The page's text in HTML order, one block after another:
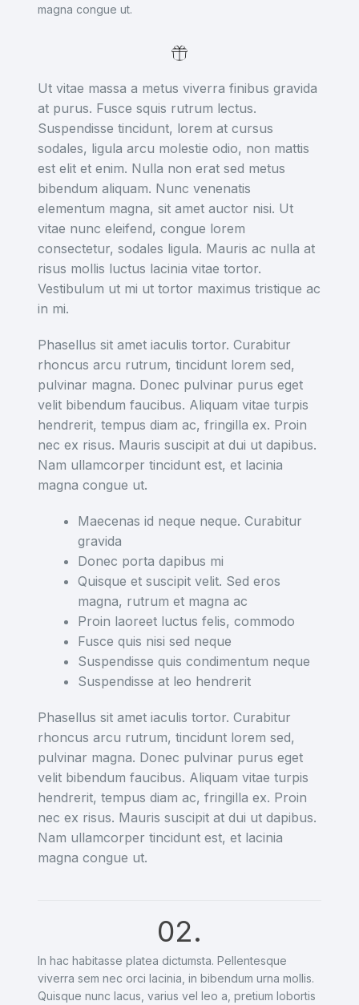
magna congue ut.
Ut vitae massa a metus viverra finibus gravida
at purus. Fusce squis rutrum lectus.
Suspendisse tincidunt, lorem at cursus
sodales, ligula arcu molestie odio, non mattis
est elit et enim. Nulla non erat sed metus
bibendum aliquam. Nunc venenatis
elementum magna, sit amet auctor nisi. Ut
vitae nunc eleifend, congue lorem
consectetur, sodales ligula. Mauris ac nulla at
risus mollis luctus lacinia vitae tortor.
Vestibulum ut mi ut tortor maximus tristique ac
in mi.
Phasellus sit amet iaculis tortor. Curabitur
rhoncus arcu rutrum, tincidunt lorem sed,
pulvinar magna. Donec pulvinar purus eget
velit bibendum faucibus. Aliquam vitae turpis
hendrerit, tempus diam ac, fringilla ex. Proin
nec ex risus. Mauris suscipit at dui ut dapibus.
Nam ullamcorper tincidunt est, et lacinia
magna congue ut.
Maecenas id neque neque. Curabitur
gravida
Donec porta dapibus mi
Quisque et suscipit velit. Sed eros
magna, rutrum et magna ac
Proin laoreet luctus felis, commodo
Fusce quis nisi sed neque
Suspendisse quis condimentum neque
Suspendisse at leo hendrerit
Phasellus sit amet iaculis tortor. Curabitur
rhoncus arcu rutrum, tincidunt lorem sed,
pulvinar magna. Donec pulvinar purus eget
velit bibendum faucibus. Aliquam vitae turpis
hendrerit, tempus diam ac, fringilla ex. Proin
nec ex risus. Mauris suscipit at dui ut dapibus.
Nam ullamcorper tincidunt est, et lacinia
magna congue ut.
02.
In hac habitasse platea dictumsta. Pellentesque
viverra sem nec orci lacinia, in bibendum urna mollis.
Quisque nunc lacus, varius vel leo a, pretium lobortis